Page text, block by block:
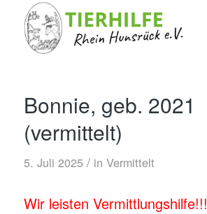
Bonnie, geb. 2021
(vermittelt)
5. Juli 2025 / in Vermittelt
Wir leisten Vermittlungshilfe!!!